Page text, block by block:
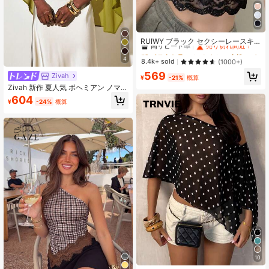
4
Zivah
Zivah 新作 夏人気 ボヘミアン ノマド
バケーション マスタードグリーン ア
シンメトリー シフォン レディースト
のお出かけ、パーティー、音楽フェ
ス、ビーチ、休日、空港ファッショ
ン、クルーズ、アフタヌーンティー
など様々なシーンに適しています
¥604 -24% 概算
RUIWY ブラック セクシーレースキ
ャミソール、カジュアル ノースリー
ブベスト レディース、春夏、取り外
し可能パッド付き
#2 ベストセラー
高リピート率
売り切れ間近！
#2 ベストセラー
に セクシー 女性用トップス、ブラウス、Tシャツ
高リピート率
売り切れ間近！
#2 ベストセラー
に セクシー 女性用トップス、ブラウス、Tシャツ
高リピート率
売り切れ間近！
#2 ベストセラー
に セクシー 女性用トップス、ブラウス、Tシャツ
高リピート率
売り切れ間近！
8.4k+ sold (1000+)
¥569 -21% 概算
10